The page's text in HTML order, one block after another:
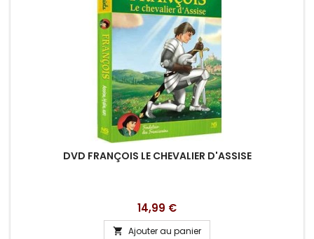
DVD FRANÇOIS LE CHEVALIER D'ASSISE
Prix
14,99 €
 Ajouter au panier